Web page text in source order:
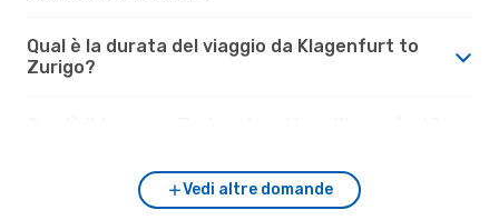
Qual è la durata del viaggio da Klagenfurt to
Zurigo?
Vedi altre domande